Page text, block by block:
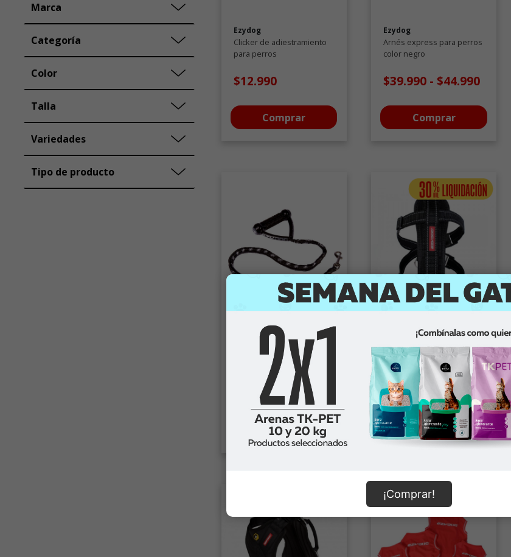
¡Comprar!
Marca
Categoría
Color
Talla
Variedades
Tipo de producto
Ezydog
Clicker de adiestramiento
para perros
$12.990
Comprar
Ezydog
Arnés express para perros
color negro
$39.990 - $44.990
Comprar
Correa modelo Cujo 40 con
absorción de impactos para
$26.990
Comprar
Arnés chestplate para
perros
$12.995 $29.990
Comprar